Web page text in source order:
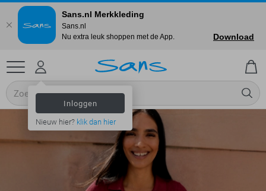
Inloggen
Nieuw hier? klik dan hier
Sans.nl Merkkleding
Sans.nl
Nu extra leuk shoppen met de App.
Download